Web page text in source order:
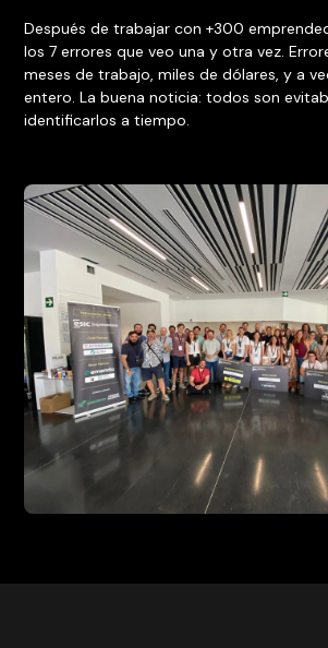
Después de trabajar con +300
los 7 errores que veo una y otra vez.
meses de trabajo, miles de dólares, y a
entero. La buena noticia: todos son
identificarlos a tiempo.